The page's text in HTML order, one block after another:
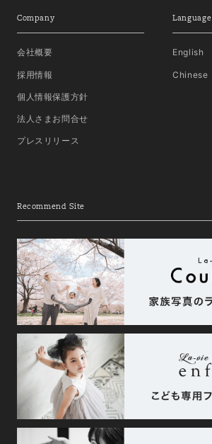
Company
会社概要
採用情報
個人情報保護方針
法人さまお問合せ
プレスリリース
Language
English
Chinese
Recommend Site